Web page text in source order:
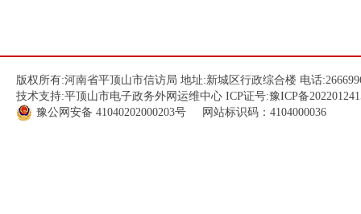
版权所有:河南省平顶山市信访局 地址:新城区行政综合楼 电话
技术支持:平顶山市电子政务外网运维中心 ICP证号:豫ICP备
豫公网安备 41040202000203号 网站标识码：4104000036